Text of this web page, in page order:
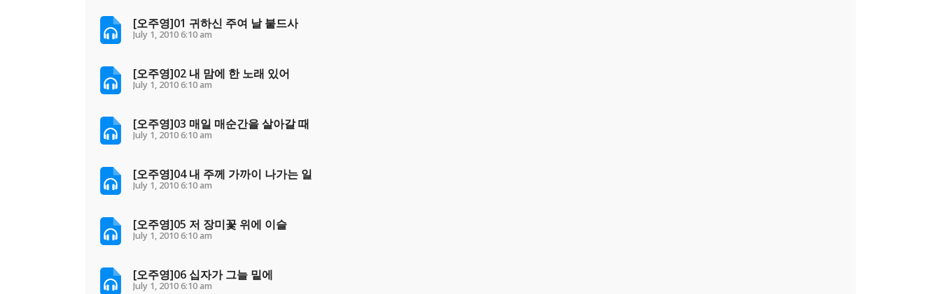
[오주영]01 귀하신 주여 날 붙드사
July 1, 20106:10 am
[오주영]02 내 맘에 한 노래 있어
July 1, 20106:10 am
[오주영]03 매일 매순간을 살아갈 때
July 1, 20106:10 am
[오주영]04 내 주께 가까이 나가는 일
July 1, 20106:10 am
[오주영]05 저 장미꽃 위에 이슬
July 1, 20106:10 am
[오주영]06 십자가 그늘 밑에
July 1, 20106:10 am